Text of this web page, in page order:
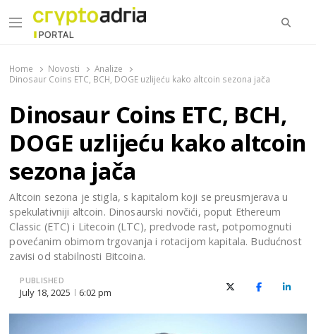
Menu
Home Novosti
Analize
Dinosaur Coins ETC, BCH, DOGE uzlijeću kako altcoin sezona jača
Dinosaur Coins ETC, BCH,
DOGE uzlijeću kako altcoin
sezona jača
Altcoin sezona je stigla, s kapitalom koji se preusmjerava u
spekulativniji altcoin. Dinosaurski novčići, poput Ethereum
Classic (ETC) i Litecoin (LTC), predvode rast, potpomognuti
povećanim obimom trgovanja i rotacijom kapitala. Budućnost
zavisi od stabilnosti Bitcoina.
PUBLISHED
July 18, 2025 6:02 pm X (Twitter)Facebook